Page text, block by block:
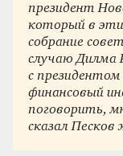
президент
который в эти
собрание
случаю Дилма
с
финансовый
поговорить,
сказал